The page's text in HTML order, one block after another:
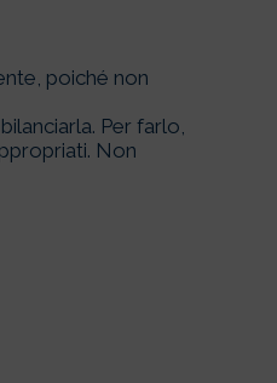
poiché non
Per farlo,
Non